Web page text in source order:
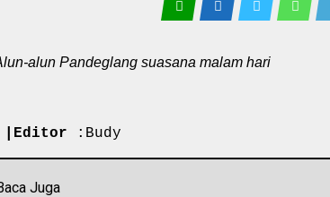
alun Pandeglang suasana malam hari
|Editor :Budy
Juga